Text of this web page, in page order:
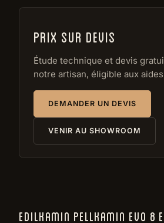
Prix sur devis
Étude technique et devis
notre artisan, éligible aux
DEMANDER UN DEVIS
VENIR AU SHOWROOM
EDILKAMIN PELLKAMIN EVO 8